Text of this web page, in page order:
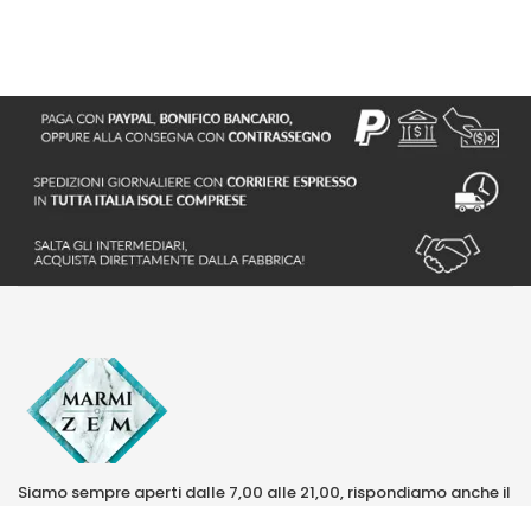
Siamo sempre aperti dalle 7,00 alle 21,00, rispondiamo anche il